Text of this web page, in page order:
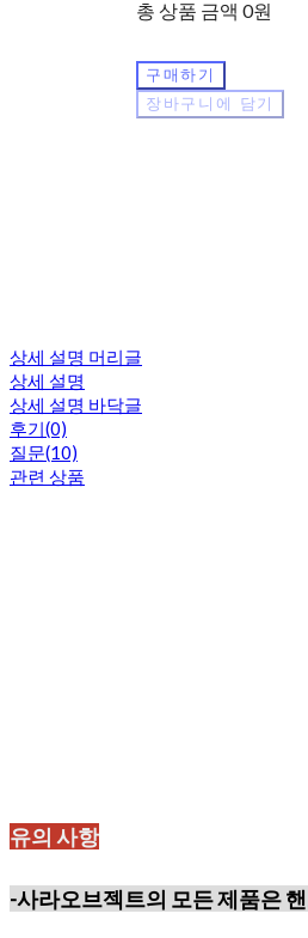
총 상품 금액 0원
구매하기
장바구니에 담기
상세 설명 머리글
상세 설명
상세 설명 바닥글
후기(0)
질문(10)
관련 상품
유의 사항
-사라오브젝트의 모든 제품은